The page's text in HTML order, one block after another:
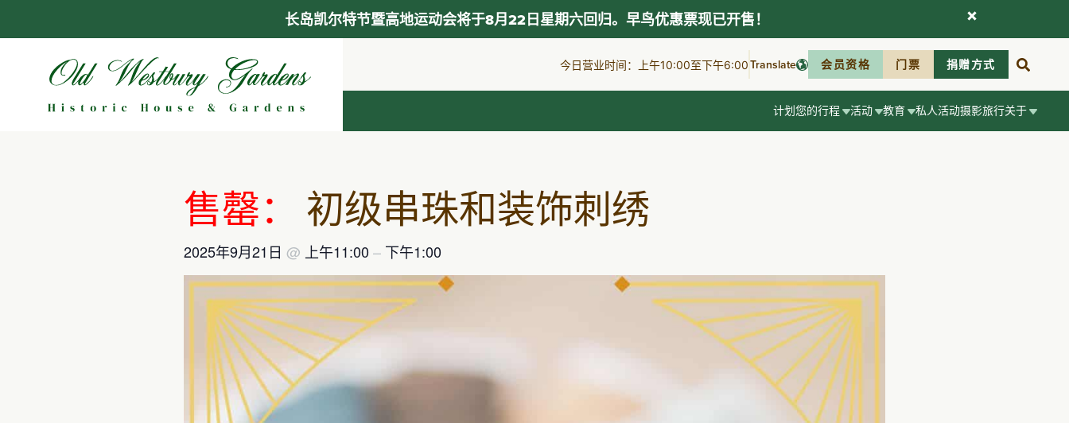
今日营业时间：上午10:00至下午6:00Translate 会员资格 门票 捐赠方式
计划您的行程 活动 教育 私人活动摄影旅行关于
售罄： 初级串珠和装饰刺绣
2025年9月21日 @ 上午11:00 – 下午1:00
长岛凯尔特节暨高地运动会将于8月22日星期六回归。早鸟优惠票现已开售！